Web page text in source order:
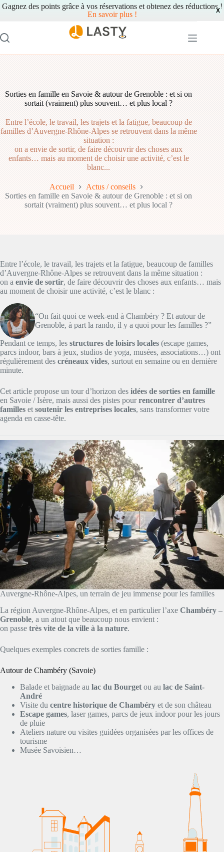
X
Gagnez des points grâce à vos réservations et obtenez des réductions !
En savoir plus !
au
contenu
Sorties en famille en Savoie & autour de Grenoble : et si on
sortait (vraiment) plus souvent… et plus local ?
Entre l’école, le travail, les trajets et la fatigue, beaucoup de
familles d’Auvergne-Rhône-Alpes se retrouvent dans la même
situation :
on a envie de sortir, de faire découvrir des choses aux
enfants… mais au moment de choisir une activité, c’est le
blanc...
Accueil
Actus / conseils
Sorties en famille en Savoie & autour de Grenoble : et si on
sortait (vraiment) plus souvent… et plus local ?
Entre l’école, le travail, les trajets et la fatigue, beaucoup de familles
d’Auvergne-Rhône-Alpes se retrouvent dans la même situation :
on a envie de sortir, de faire découvrir des choses aux enfants… mais
au moment de choisir une activité, c’est le blanc :
“On fait quoi ce week-end à Chambéry ? Et autour de
Grenoble, à part la rando, il y a quoi pour les familles ?”
Pendant ce temps, les structures de loisirs locales (escape games,
parcs indoor, bars à jeux, studios de yoga, musées, associations…) ont
régulièrement des créneaux vides, surtout en semaine ou en dernière
minute.
Cet article propose un tour d’horizon des idées de sorties en famille
en Savoie / Isère, mais aussi des pistes pourrencontrer d’autres
familles et soutenir les entreprises locales, sans transformer votre
agenda en casse-tête.
Auvergne-Rhône-Alpes, un terrain de jeu immense pour les familles
La région Auvergne-Rhône-Alpes, et en particulier l’axe Chambéry –
Grenoble, a un atout que beaucoup nous envient :
on passe très vite de la ville à la nature.
Quelques exemples concrets de sorties famille :
Autour de Chambéry (Savoie)
Balade et baignade au lac du Bourget ou au lac de Saint-
André
Visite du centre historique de Chambéry et de son château
Escape games, laser games, parcs de jeux indoor pour les jours
de pluie
Ateliers nature ou visites guidées organisées par les offices de
tourisme
Musée Savoisien…